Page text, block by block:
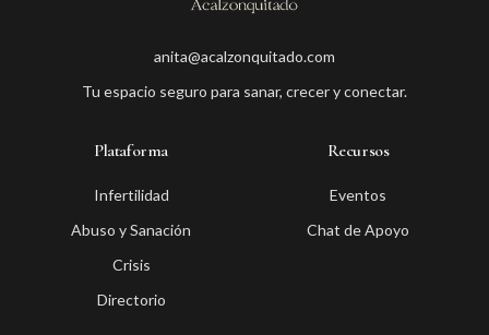
anita@acalzonquitado.com
Tu espacio seguro para sanar, crecer y conectar.
Plataforma
Infertilidad
Abuso y Sanación
Crisis
Directorio
Recursos
Eventos
Chat de Apoyo